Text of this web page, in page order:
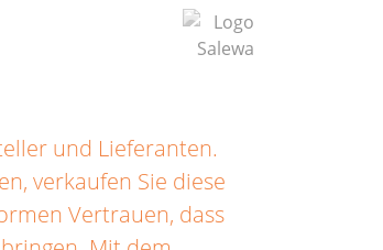
und Lieferanten.
verkaufen Sie diese
Vertrauen, dass